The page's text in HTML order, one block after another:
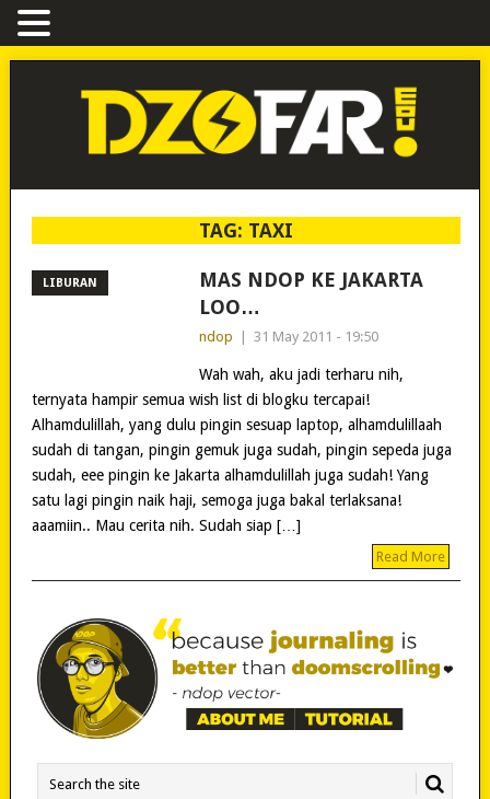
TAG: TAXI
LIBURAN
MAS NDOP KE JAKARTA
LOO…
ndop 31 May 2011 - 19:50
Wah wah, aku jadi terharu nih,
ternyata hampir semua wish list di blogku tercapai!
Alhamdulillah, yang dulu pingin sesuap laptop, alhamdulillaah
sudah di tangan, pingin gemuk juga sudah, pingin sepeda juga
sudah, eee pingin ke Jakarta alhamdulillah juga sudah! Yang
satu lagi pingin naik haji, semoga juga bakal terlaksana!
aaamiin.. Mau cerita nih. Sudah siap […]
Read More